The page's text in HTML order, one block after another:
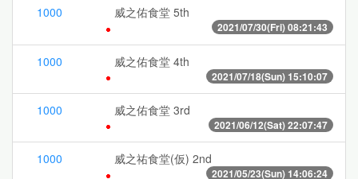
1000 威之佑食堂 5th
2021/07/30(Fri) 08:21:43
1000 威之佑食堂 4th
2021/07/18(Sun) 15:10:07
1000 威之佑食堂 3rd
2021/06/12(Sat) 22:07:47
1000 威之祐食堂(仮) 2nd
2021/05/23(Sun) 14:06:24